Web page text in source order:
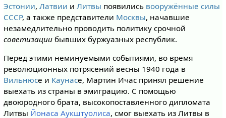
Эстонии, Латвии и Литвы появились вооружённые силы
СССР, а также представители Москвы, начавшие
незамедлительно проводить политику срочной
советизациибывших буржуазных республик.
Перед этими неминуемыми событиями, во время
революционных потрясений весны 1940 года в
Вильнюсе и Каунасе, Мартин Ичас принял решение
выехать из страны в эмиграцию. С помощью
двоюродного брата, высокопоставленного дипломата
Литвы Йонаса Аукштуолиса, смог выехать из Литвы в